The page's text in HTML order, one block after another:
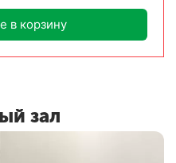
в корзину
зал